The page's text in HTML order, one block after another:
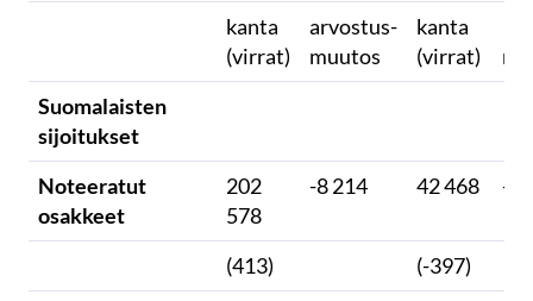
kanta
(virrat)
arvostus-
muutos
kanta
(virrat)
Suomalaisten
sijoitukset
Noteeratut
osakkeet
202
578
-8 214 42 468 -2
(413)
(-397)